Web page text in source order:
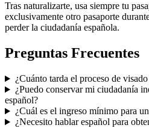
Tras naturalizarte, usa siempre tu
exclusivamente otro pasaporte
perder la ciudadanía española.
Preguntas Frecuentes
¿Cuánto tarda el proceso de
¿Puedo conservar mi ciudadanía
español?
¿Cuál es el ingreso mínimo para
¿Necesito hablar español para